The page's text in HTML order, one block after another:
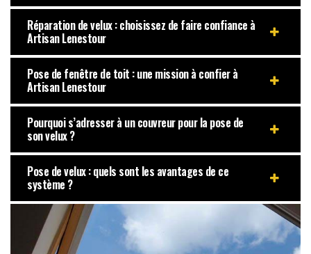
Réparation de velux : choisissez de faire confiance à
Artisan Lenestour
Pose de fenêtre de toit : une mission à confier à
Artisan Lenestour
Pourquoi s’adresser à un couvreur pour la pose de
son velux ?
Pose de velux : quels sont les avantages de ce
système ?